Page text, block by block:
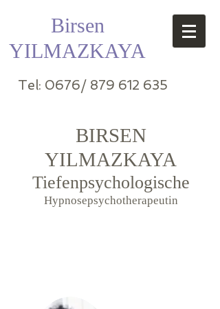
Tel: 0676/ 879 612 635
Birsen
YILMAZKAYA
BIRSEN
YILMAZKAYA
Tiefenpsychologische
Hypnosepsychotherapeutin